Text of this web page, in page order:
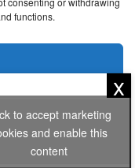
functions.
unauthorised use or
prohibited.
Policy
x
to accept marketing
and enable this
content